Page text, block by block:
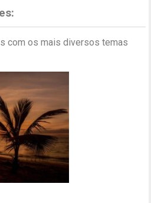
com os mais diversos temas